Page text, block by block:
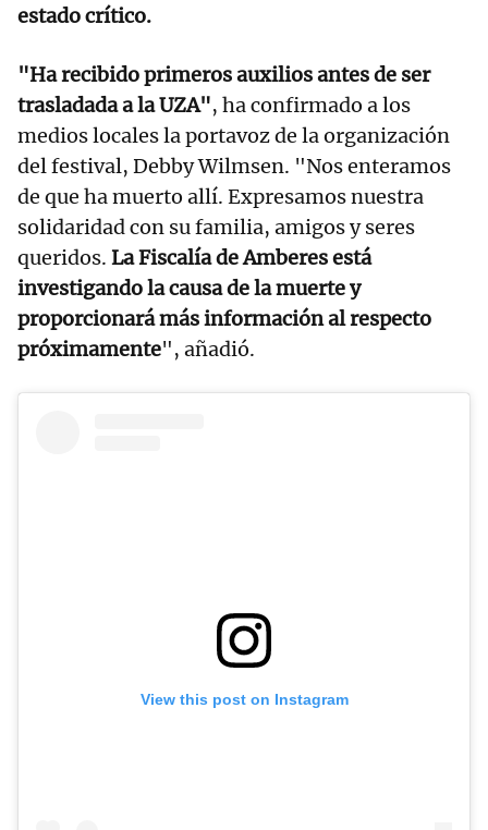
estado crítico.
"Ha recibido primeros auxilios antes de ser
trasladada a la UZA", ha confirmado a los
medios locales la portavoz de la organización
del festival, Debby Wilmsen. "Nos enteramos
de que ha muerto allí. Expresamos nuestra
solidaridad con su familia, amigos y seres
queridos. La Fiscalía de Amberes está
investigando la causa de la muerte y
proporcionará más información al respecto
próximamente", añadió.
View this post on Instagram